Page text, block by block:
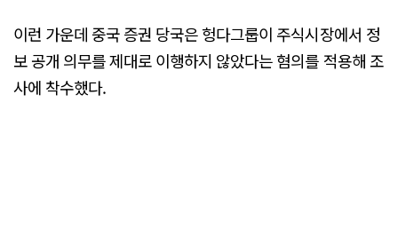
이런 가운데 중국 증권 당국은 헝다그룹이 주식시장에서 정
보 공개 의무를 제대로 이행하지 않았다는 혐의를 적용해 조
사에 착수했다.